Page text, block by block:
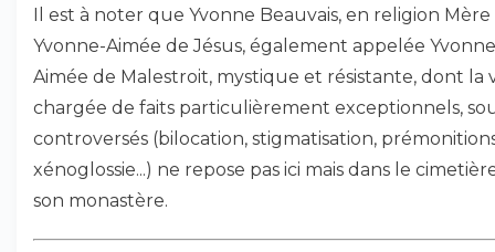
Il est à noter que Yvonne Beauvais, en religion Mère
Yvonne-Aimée de Jésus, également appelée
Aimée de Malestroit, mystique et résistante, dont la
chargée de faits particulièrement exceptionnels,
controversés (bilocation, stigmatisation,
xénoglossie...) ne repose pas ici mais dans le
son monastère.